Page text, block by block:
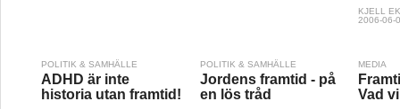
KJELL
2006-06-
POLITIK & SAMHÄLLE
ADHD är inte
historia utan framtid!
POLITIK & SAMHÄLLE
Jordens framtid - på
en lös tråd
MEDIA
Vad